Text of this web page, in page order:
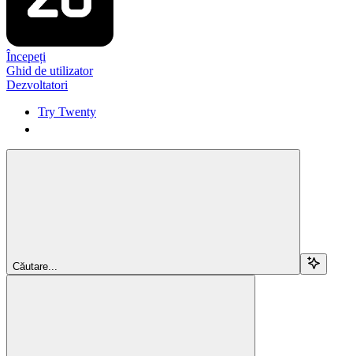
Începeți
Ghid de utilizator
Dezvoltatori
Try Twenty
Căutare...